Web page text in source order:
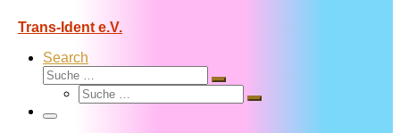
Trans-Ident e.V.
Search
Suche
Suche
Suche
Suche
Menü